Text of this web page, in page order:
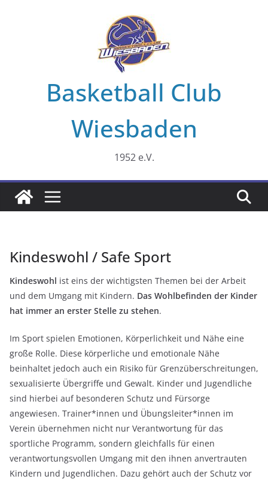
Basketball Club
Wiesbaden
1952 e.V.
Kindeswohl / Safe Sport
Kindeswohl ist eins der wichtigsten Themen bei der Arbeit
und dem Umgang mit Kindern. Das Wohlbefinden der Kinder
hat immer an erster Stelle zu stehen.
Im Sport spielen Emotionen, Körperlichkeit und Nähe eine
große Rolle. Diese körperliche und emotionale Nähe
beinhaltet jedoch auch ein Risiko für Grenzüberschreitungen,
sexualisierte Übergriffe und Gewalt. Kinder und Jugendliche
sind hierbei auf besonderen Schutz und Fürsorge
angewiesen. Trainer*innen und Übungsleiter*innen im
Verein übernehmen nicht nur Verantwortung für das
sportliche Programm, sondern gleichfalls für einen
verantwortungsvollen Umgang mit den ihnen anvertrauten
Kindern und Jugendlichen. Dazu gehört auch der Schutz vor